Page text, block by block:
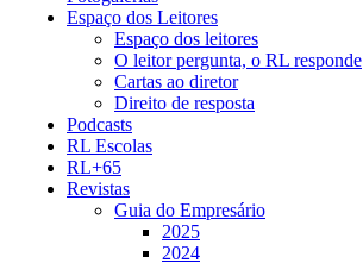
Espaço dos Leitores
Espaço dos leitores
O leitor pergunta, o RL responde
Cartas ao diretor
Direito de resposta
Podcasts
RL Escolas
RL+65
Revistas
Guia do Empresário
2025
2024